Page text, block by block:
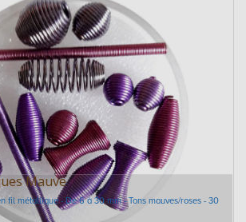
Mauve
fil métallique - De 6 à 30 mm - Tons mauves/roses - 30